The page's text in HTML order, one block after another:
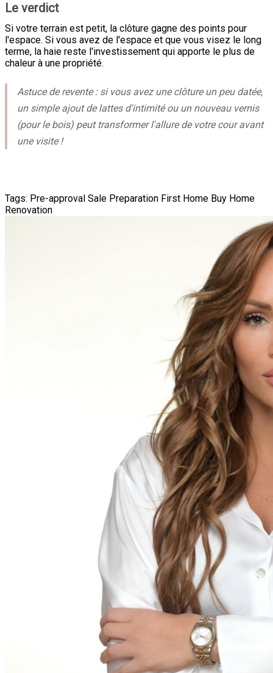
Le verdict
Si votre terrain est petit, la clôture gagne des points pour
l'espace. Si vous avez de l'espace et que vous visez le long
terme, la haie reste l'investissement qui apporte le plus de
chaleur à une propriété.
Astuce de revente : si vous avez une clôture un peu datée,
un simple ajout de lattes d'intimité ou un nouveau vernis
(pour le bois) peut transformer l'allure de votre cour avant
une visite !
Tags: Pre-approval Sale Preparation First Home Buy Home
Renovation